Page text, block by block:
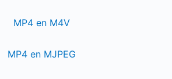
MP4 en M4V
MP4 en MJPEG